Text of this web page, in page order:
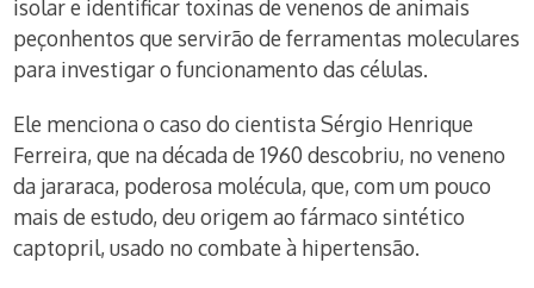
isolar e identificar toxinas de venenos de animais
peçonhentos que servirão de ferramentas moleculares
para investigar o funcionamento das células.
Ele menciona o caso do cientista Sérgio Henrique
Ferreira, que na década de 1960 descobriu, no veneno
da jararaca, poderosa molécula, que, com um pouco
mais de estudo, deu origem ao fármaco sintético
captopril, usado no combate à hipertensão.